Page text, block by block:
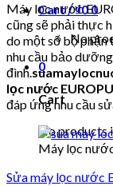
Cart /₫00
No
0
Cart
No products
Máy lọc nước
cũng sẽ phải thực
do một số bộ phận
nhu cầu bảo
đình.
lọc nước
đáp ứng nhu cầu
Máy lọc
Sửa máy lọc nước